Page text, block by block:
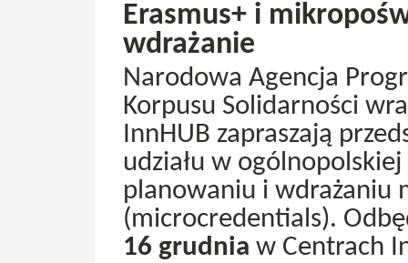
Erasmus+ i
wdrażanie
Narodowa Agencja
Korpusu Solidarności
InnHUB zapraszają
udziału w
planowaniu i wdrażaniu
(microcredentials).
16 grudnia w Centrach